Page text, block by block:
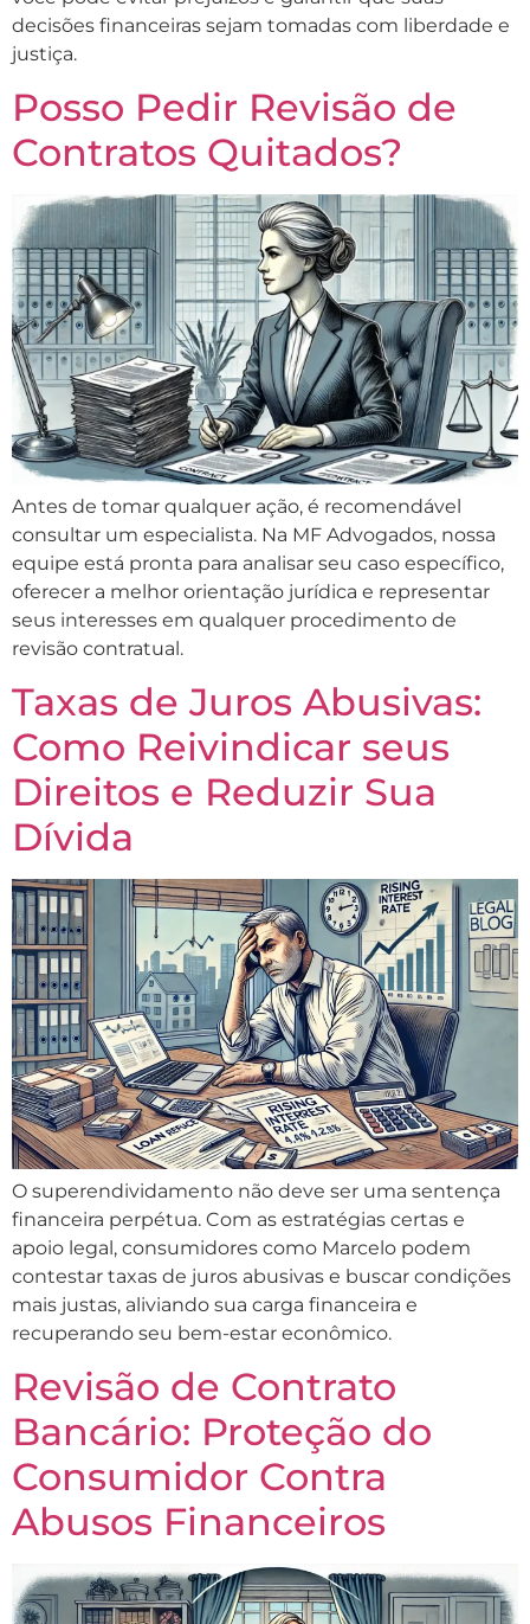
decisões financeiras sejam tomadas com liberdade e
justiça.
Posso Pedir Revisão de
Contratos Quitados?
Antes de tomar qualquer ação, é recomendável
consultar um especialista. Na MF Advogados, nossa
equipe está pronta para analisar seu caso específico,
oferecer a melhor orientação jurídica e representar
seus interesses em qualquer procedimento de
revisão contratual.
Taxas de Juros Abusivas:
Como Reivindicar seus
Direitos e Reduzir Sua
Dívida
O superendividamento não deve ser uma sentença
financeira perpétua. Com as estratégias certas e
apoio legal, consumidores como Marcelo podem
contestar taxas de juros abusivas e buscar condições
mais justas, aliviando sua carga financeira e
recuperando seu bem-estar econômico.
Revisão de Contrato
Bancário: Proteção do
Consumidor Contra
Abusos Financeiros